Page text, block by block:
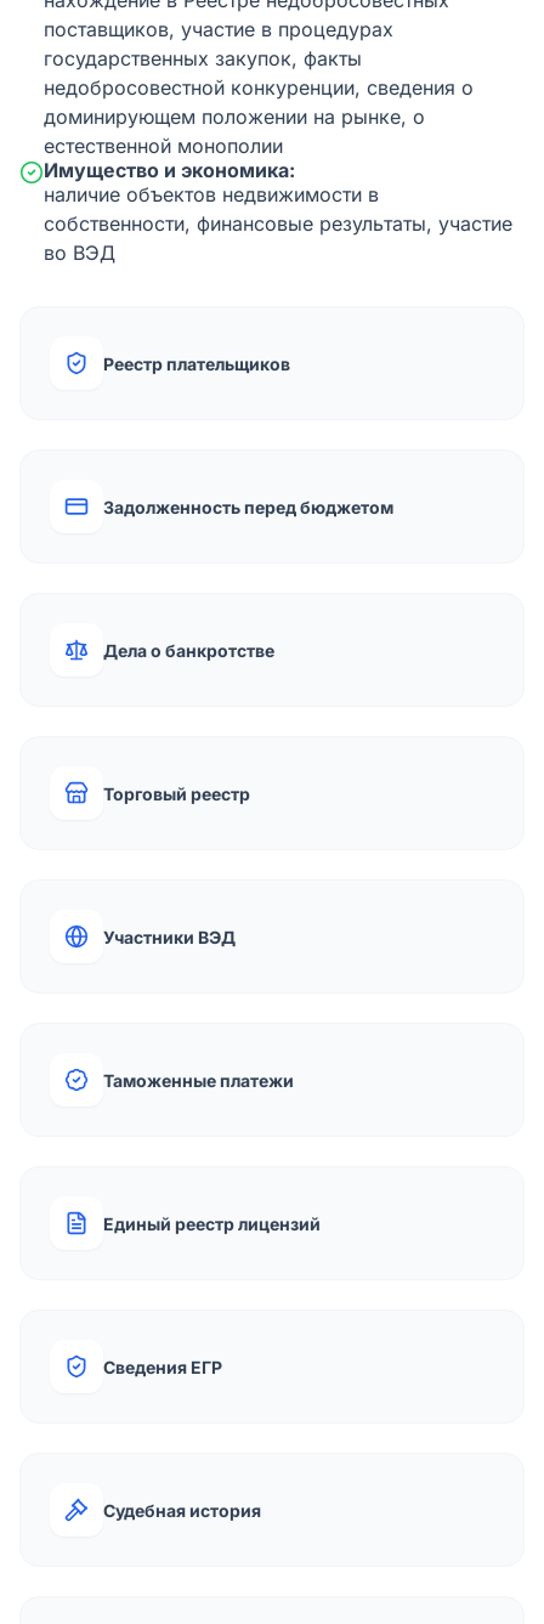
поставщиков, участие в процедурах
государственных закупок, факты
недобросовестной конкуренции, сведения о
доминирующем положении на рынке, о
естественной монополии
Имущество и экономика:
наличие объектов недвижимости в
собственности, финансовые результаты, участие
во ВЭД
Реестр плательщиков
Задолженность перед бюджетом
Дела о банкротстве
Торговый реестр
Участники ВЭД
Таможенные платежи
Единый реестр лицензий
Сведения ЕГР
Судебная история